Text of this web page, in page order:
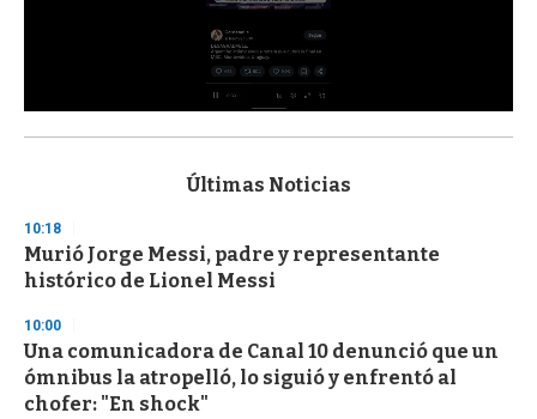
s
d
s
o
f
3
s
e
c
o
Últimas Noticias
10:18
Murió Jorge Messi, padre y representante
histórico de Lionel Messi
10:00
Una comunicadora de Canal 10 denunció que un
ómnibus la atropelló, lo siguió y enfrentó al
chofer: "En shock"